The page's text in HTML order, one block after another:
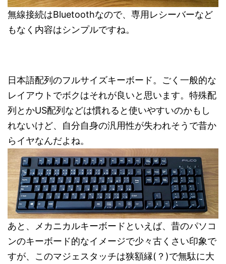
無線接続はBluetoothなので、専用レシーバーなど
もなく内容はシンプルですね。
日本語配列のフルサイズキーボード。ごく一般的な
レイアウトでボクはそれが良いと思います。特殊配
列とかUS配列などは慣れると使いやすいのかもし
れないけど、自分自身の汎用性が失われそうで昔か
らイヤなんだよね。
あと、メカニカルキーボードといえば、昔のパソコ
ンのキーボード的なイメージで少々古くさい印象で
すが、このマジェスタッチは狭額縁(？)で無駄に大